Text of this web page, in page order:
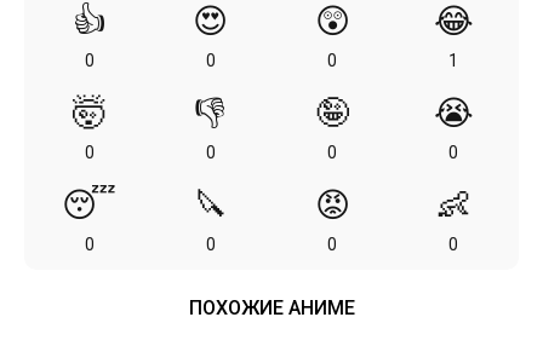
👍
0
😍
0
😲
0
😂
1
🤯
0
👎
0
🤪
0
😭
0
😴
0
🔪
0
😡
0
👶
0
ПОХОЖИЕ АНИМЕ